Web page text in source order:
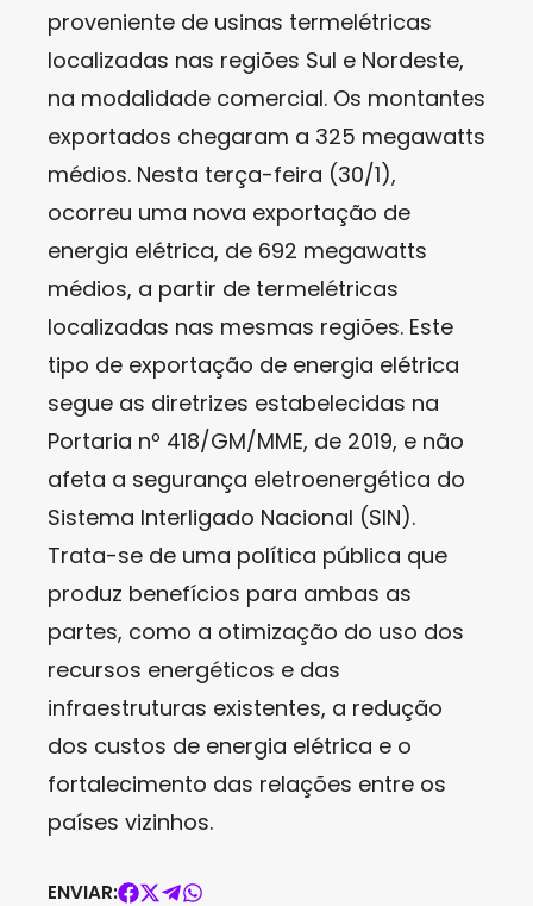
proveniente de usinas termelétricas
localizadas nas regiões Sul e Nordeste,
na modalidade comercial. Os montantes
exportados chegaram a 325 megawatts
médios. Nesta terça-feira (30/1),
ocorreu uma nova exportação de
energia elétrica, de 692 megawatts
médios, a partir de termelétricas
localizadas nas mesmas regiões. Este
tipo de exportação de energia elétrica
segue as diretrizes estabelecidas na
Portaria nº 418/GM/MME, de 2019, e não
afeta a segurança eletroenergética do
Sistema Interligado Nacional (SIN).
Trata-se de uma política pública que
produz benefícios para ambas as
partes, como a otimização do uso dos
recursos energéticos e das
infraestruturas existentes, a redução
dos custos de energia elétrica e o
fortalecimento das relações entre os
países vizinhos.
ENVIAR: